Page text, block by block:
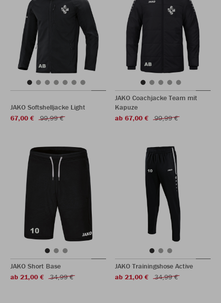
JAKO Softshelljacke Light
67,00 €
99,99 €
JAKO Coachjacke Team mit
Kapuze
ab 67,00 €
99,99 €
JAKO Short Base
ab 21,00 €
34,99 €
JAKO Trainingshose Active
ab 21,00 €
34,99 €